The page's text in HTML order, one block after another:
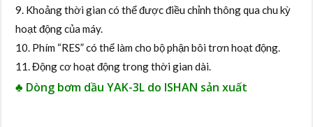
9. Khoảng thời gian có thể được điều chỉnh thông qua chu kỳ
hoạt động của máy.
10. Phím “RES” có thể làm cho bộ phận bôi trơn hoạt động.
11. Động cơ hoạt động trong thời gian dài.
♣ Dòng bơm dầu YAK-3L do ISHAN sản xuất